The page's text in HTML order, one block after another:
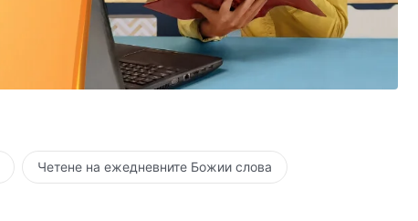
Четене на ежедневните Божии слова